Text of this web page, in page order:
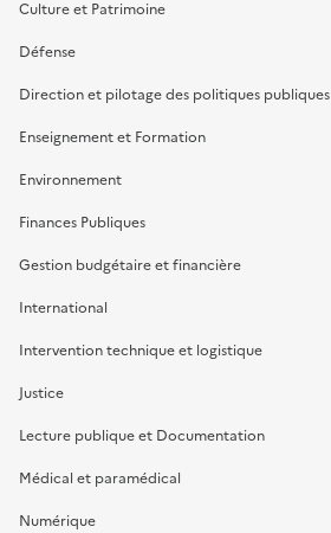
Culture et Patrimoine
Défense
Direction et pilotage des politiques publiques
Enseignement et Formation
Environnement
Finances Publiques
Gestion budgétaire et financière
International
Intervention technique et logistique
Justice
Lecture publique et Documentation
Médical et paramédical
Numérique